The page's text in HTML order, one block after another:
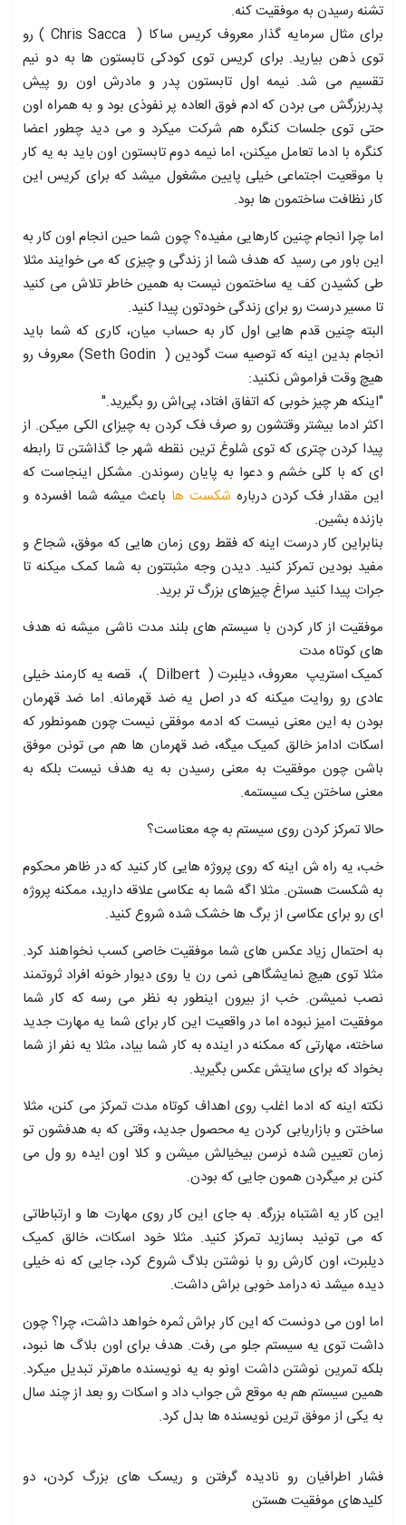
تشنه رسیدن به موفقیت کنه.
برای مثال سرمایه گذار معروف کریس ساکا ( Chris Sacca ) رو
توی ذهن بیارید. برای کریس توی کودکی تابستون ها به دو نیم
تقسیم می شد. نیمه اول تابستون پدر و مادرش اون رو پیش
پدربزرگش می بردن که ادم فوق العاده پر نفوذی بود و به همراه اون
حتی توی جلسات کنگره هم شرکت میکرد و می دید چطور اعضا
کنگره با ادما تعامل میکنن، اما نیمه دوم تابستون اون باید به یه کار
با موقعیت اجتماعی خیلی پایین مشغول میشد که برای کریس این
کار نظافت ساختمون ها بود.
اما چرا انجام چنین کارهایی مفیده؟ چون شما حین انجام اون کار به
این باور می رسید که هدف شما از زندگی و چیزی که می خوایند مثلا
طی کشیدن کف یه ساختمون نیست به همین خاطر تلاش می کنید
تا مسیر درست رو برای زندگی خودتون پیدا کنید.
البته چنین قدم هایی اول کار به حساب میان، کاری که شما باید
انجام بدین اینه که توصیه ست گودین ( Seth Godin) معروف رو
هیچ وقت فراموش نکنید:
"اینکه هر چیز خوبی که اتفاق افتاد، پی‌اش رو بگیرید."
اکثر ادما بیشتر وقتشون رو صرف فک کردن به چیزای الکی میکن. از
پیدا کردن چتری که توی شلوغ ترین نقطه شهر جا گذاشتن تا رابطه
ای که با کلی خشم و دعوا به پایان رسوندن. مشکل اینجاست که
این مقدار فک کردن درباره شکست ها باعث میشه شما افسرده و
بازنده بشین.
بنابراین کار درست اینه که فقط روی زمان هایی که موفق، شجاع و
مفید بودین تمرکز کنید. دیدن وجه مثبتتون به شما کمک میکنه تا
جرات پیدا کنید سراغ چیزهای بزرگ تر برید.
موفقیت از کار کردن با سیستم های بلند مدت ناشی میشه نه هدف
های کوتاه مدت
کمیک استریپ معروف، دیلبرت ( Dilbert )، قصه یه کارمند خیلی
عادی رو روایت میکنه که در اصل یه ضد قهرمانه. اما ضد قهرمان
بودن به این معنی نیست که ادمه موفقی نیست چون همونطور که
اسکات ادامز خالق کمیک میگه، ضد قهرمان ها هم می تونن موفق
باشن چون موفقیت به معنی رسیدن به یه هدف نیست بلکه به
معنی ساختن یک سیستمه.
حالا تمرکز کردن روی سیستم به چه معناست؟
خب، یه راه ش اینه که روی پروژه هایی کار کنید که در ظاهر محکوم
به شکست هستن. مثلا اگه شما به عکاسی علاقه دارید، ممکنه پروژه
ای رو برای عکاسی از برگ ها خشک شده شروع کنید.
به احتمال زیاد عکس های شما موفقیت خاصی کسب نخواهند کرد.
مثلا توی هیچ نمایشگاهی نمی رن یا روی دیوار خونه افراد ثروتمند
نصب نمیشن. خب از بیرون اینطور به نظر می رسه که کار شما
موفقیت امیز نبوده اما در واقعیت این کار برای شما یه مهارت جدید
ساخته، مهارتی که ممکنه در اینده به کار شما بیاد، مثلا یه نفر از شما
بخواد که برای سایتش عکس بگیرید.
نکته اینه که ادما اغلب روی اهداف کوتاه مدت تمرکز می کنن، مثلا
ساختن و بازاریابی کردن یه محصول جدید، وقتی که به هدفشون تو
زمان تعیین شده نرسن بیخیالش میشن و کلا اون ایده رو ول می
کنن بر میگردن همون جایی که بودن.
این کار یه اشتباه بزرگه. به جای این کار روی مهارت ها و ارتباطاتی
که می تونید بسازید تمرکز کنید. مثلا خود اسکات، خالق کمیک
دیلبرت، اون کارش رو با نوشتن بلاگ شروع کرد، جایی که نه خیلی
دیده میشد نه درامد خوبی براش داشت.
اما اون می دونست که این کار براش ثمره خواهد داشت، چرا؟ چون
داشت توی یه سیستم جلو می رفت. هدف برای اون بلاگ ها نبود،
بلکه تمرین نوشتن داشت اونو به یه نویسنده ماهرتر تبدیل میکرد.
همین سیستم هم به موقع ش جواب داد و اسکات رو بعد از چند سال
به یکی از موفق ترین نویسنده ها بدل کرد.
فشار اطرافیان رو نادیده گرفتن و ریسک های بزرگ کردن، دو
کلیدهای موفقیت هستن